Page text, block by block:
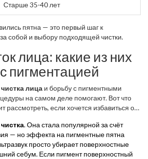
Старше 35-40 лет
пятна — это первый шаг к
собой и выбору подходящей чистки.
лица: какие из них
пигментацией
чистка лица и борьбу с пигментными
на самом деле помогают. Вот что
рассмотреть, если хочется избавиться от
. Она стала популярной за счёт
— но эффекта на пигментные пятна
просто убирает поверхностные
себум. Если пигмент поверхностный